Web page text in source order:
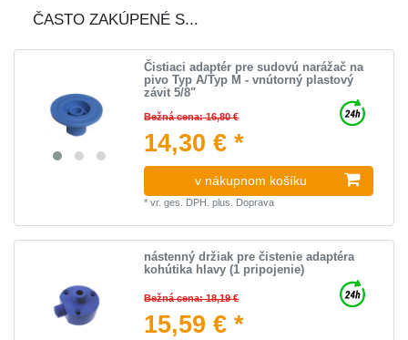
ČASTO ZAKÚPENÉ S...
Čistiaci adaptér pre sudovú narážač na
pivo Typ A/Typ M - vnútorný plastový
závit 5/8"
Bežná cena: 16,80 €
14,30 € *
v nákupnom košíku
*vr. ges. DPH. plus. Doprava
nástenný držiak pre čistenie adaptéra
kohútika hlavy (1 pripojenie)
Bežná cena: 18,19 €
15,59 € *